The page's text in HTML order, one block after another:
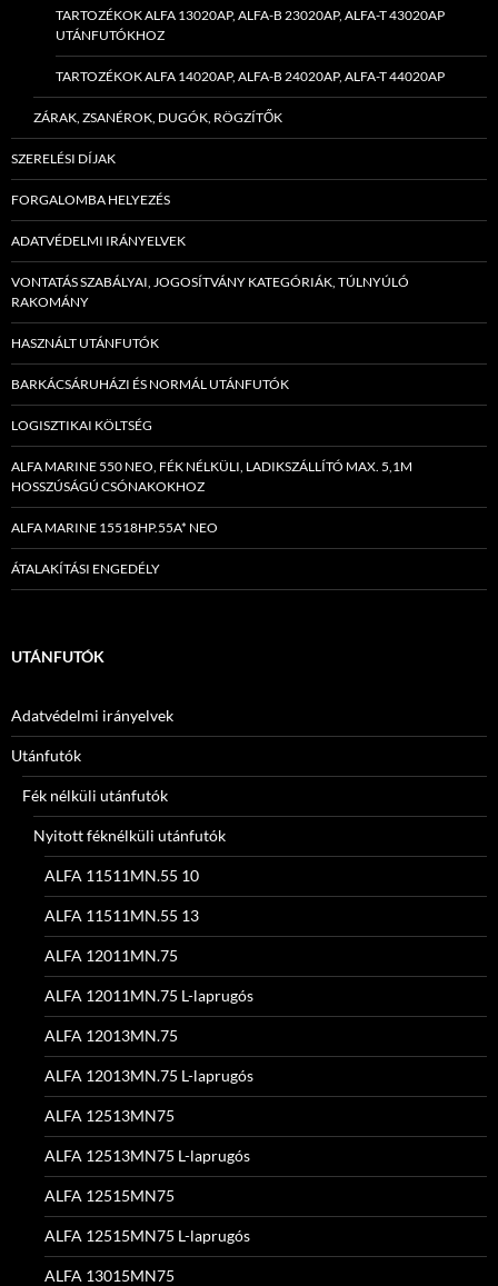
TARTOZÉKOK ALFA 13020AP, ALFA-B 23020AP, ALFA-T 43020AP
UTÁNFUTÓKHOZ
TARTOZÉKOK ALFA 14020AP, ALFA-B 24020AP, ALFA-T 44020AP
ZÁRAK, ZSANÉROK, DUGÓK, RÖGZÍTŐK
SZERELÉSI DÍJAK
FORGALOMBA HELYEZÉS
ADATVÉDELMI IRÁNYELVEK
VONTATÁS SZABÁLYAI, JOGOSÍTVÁNY KATEGÓRIÁK, TÚLNYÚLÓ
RAKOMÁNY
HASZNÁLT UTÁNFUTÓK
BARKÁCSÁRUHÁZI ÉS NORMÁL UTÁNFUTÓK
LOGISZTIKAI KÖLTSÉG
ALFA MARINE 550 NEO, FÉK NÉLKÜLI, LADIKSZÁLLÍTÓ MAX. 5,1M
HOSSZÚSÁGÚ CSÓNAKOKHOZ
ALFA MARINE 15518HP.55A* NEO
ÁTALAKÍTÁSI ENGEDÉLY
UTÁNFUTÓK
Adatvédelmi irányelvek
Utánfutók
Fék nélküli utánfutók
Nyitott féknélküli utánfutók
ALFA 11511MN.55 10
ALFA 11511MN.55 13
ALFA 12011MN.75
ALFA 12011MN.75 L-laprugós
ALFA 12013MN.75
ALFA 12013MN.75 L-laprugós
ALFA 12513MN75
ALFA 12513MN75 L-laprugós
ALFA 12515MN75
ALFA 12515MN75 L-laprugós
ALFA 13015MN75